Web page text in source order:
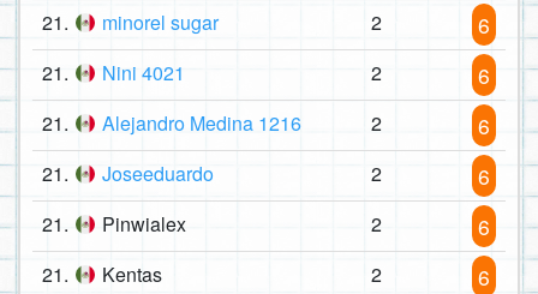
21. minorel sugar 2 6
21. Nini 4021 2 6
21. Alejandro Medina 1216 2 6
21. Joseeduardo 2 6
21. Pinwialex 2 6
21. Kentas 2 6